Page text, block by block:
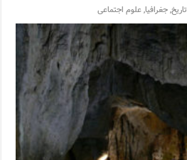
تاریخ,جغرافیا,علوم اجتماعی